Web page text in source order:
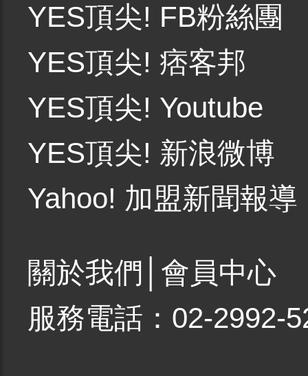
YES頂尖! FB粉絲團
YES頂尖! 痞客邦
YES頂尖! Youtube
YES頂尖! 新浪微博
Yahoo! 加盟新聞報導
關於我們
會員中心
服務電話：02-2992-